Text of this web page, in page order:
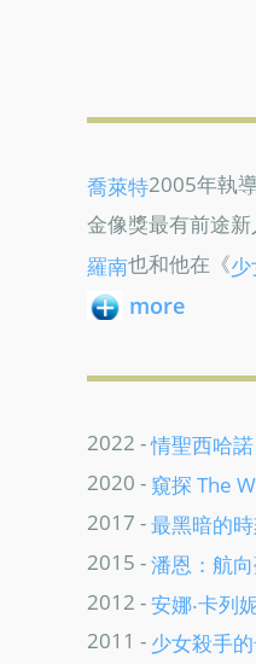
喬萊特2005年執
金像獎最有前途
羅南也和他在《
more
2022 -情聖西哈
2020 - 窺探 The
2017 -最黑暗的
2015 -潘恩：航
2012 -安娜‧卡列
2011 - 少女殺手